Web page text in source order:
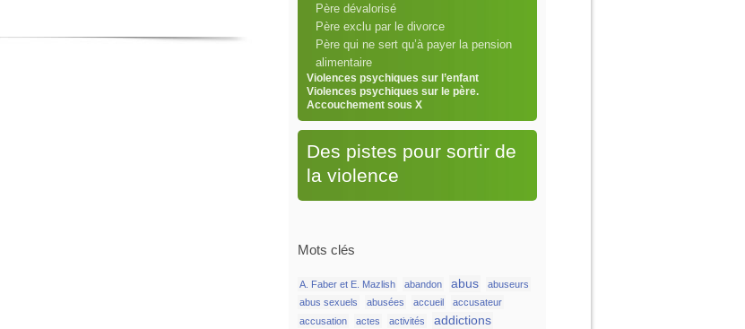
Père dévalorisé
Père exclu par le divorce
Père qui ne sert qu’à payer la pension
alimentaire
Violences psychiques sur l’enfant
Violences psychiques sur le père.
Accouchement sous X
Des pistes pour sortir de
la violence
Mots clés
A. Faber et E. Mazlish abandon abus
abuseurs
abus sexuels
abusées accueil
accusateur
accusation
actes activités addictions